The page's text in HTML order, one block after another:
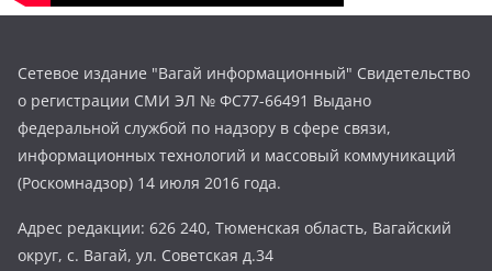
Сетевое издание "Вагай информационный" Свидетельство
о регистрации СМИ ЭЛ № ФС77-66491 Выдано
федеральной службой по надзору в сфере связи,
информационных технологий и массовый коммуникаций
(Роскомнадзор) 14 июля 2016 года.
Адрес редакции: 626 240, Тюменская область, Вагайский
округ, с. Вагай, ул. Советская д.34